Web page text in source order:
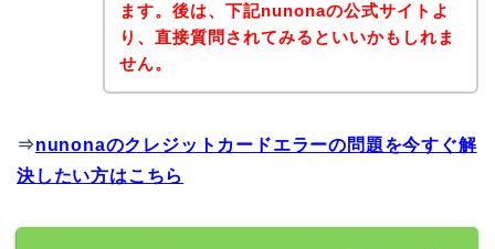
ます。後は、下記nunonaの公式サイトよ
り、直接質問されてみるといいかもしれま
せん。
⇒nunonaのクレジットカードエラーの問題を今すぐ解
決したい方はこちら